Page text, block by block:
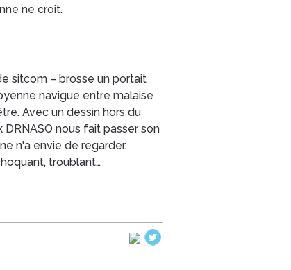
ne croit.
sitcom – brosse un portait
navigue entre malaise
Avec un dessin hors du
nous fait passer son
n'a envie de regarder.
troublant…